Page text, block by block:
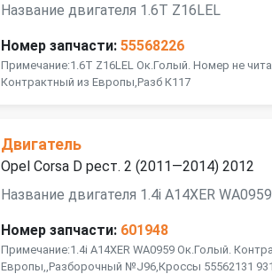
Название двигателя 1.6T Z16LEL
Номер запчасти: 55568226
Примечание:1.6T Z16LEL Ок.Голый. Номер не
Контрактный из Европы,Разб К117
Двигатель
Opel Corsa D рест. 2 (2011—2014) 2012
Название двигателя 1.4i A14XER WA0959
Номер запчасти: 601948
Примечание:1.4i A14XER WA0959 Ок.Голый.
Европы,,Разборочный №J96,Кроссы 55562131